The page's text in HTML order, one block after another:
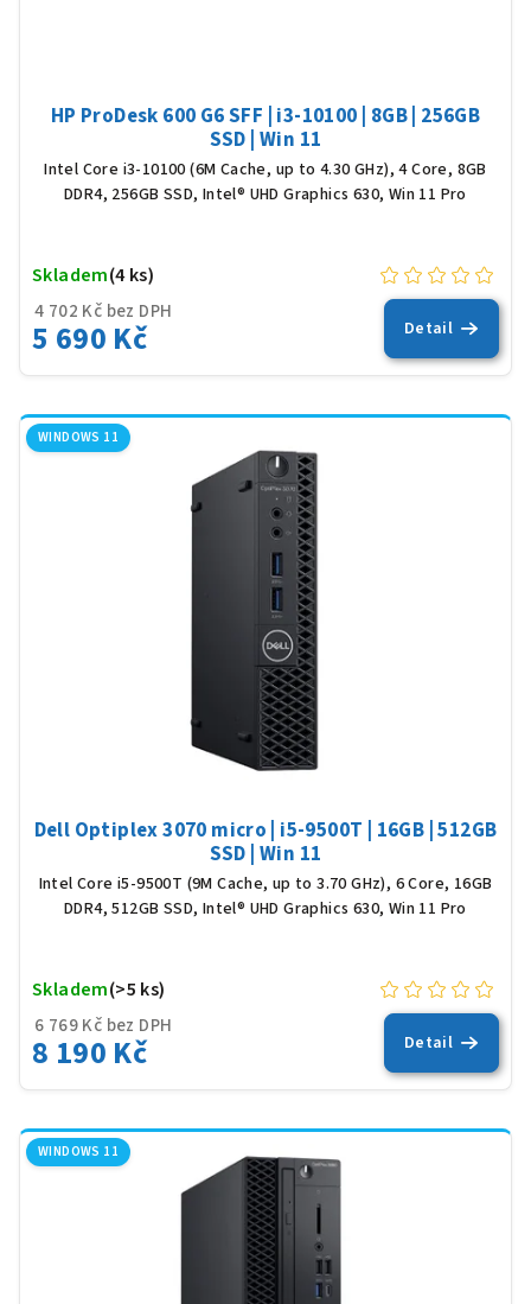
HP ProDesk 600 G6 SFF | i3-10100 | 8GB | 256GB
SSD | Win 11
Intel Core i3-10100 (6M Cache, up to 4.30 GHz), 4 Core, 8GB
DDR4, 256GB SSD, Intel® UHD Graphics 630, Win 11 Pro
4 702 Kč bez DPH
5 690 Kč
Skladem(4 ks)
Detail
WINDOWS 11
Dell Optiplex 3070 micro | i5-9500T | 16GB | 512GB
SSD | Win 11
Intel Core i5-9500T (9M Cache, up to 3.70 GHz), 6 Core, 16GB
DDR4, 512GB SSD, Intel® UHD Graphics 630, Win 11 Pro
6 769 Kč bez DPH
8 190 Kč
Skladem(>5 ks)
Detail
WINDOWS 11